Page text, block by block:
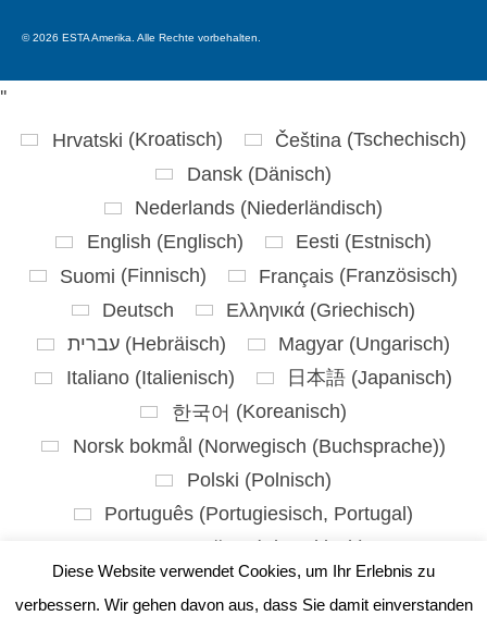
© 2026 ESTA Amerika. Alle Rechte vorbehalten.
Diese Website verwendet Cookies, um Ihr Erlebnis zu
verbessern. Wir gehen davon aus, dass Sie damit einverstanden
''
Hrvatski (Kroatisch) Čeština (Tschechisch)
Dansk(Dänisch)
Nederlands (Niederländisch)
English (Englisch) Eesti (Estnisch)
Suomi (Finnisch) Français (Französisch)
Deutsch
Ελληνικά (Griechisch)
עברית (Hebräisch) Magyar (Ungarisch)
Italiano(Italienisch) 日本語(Japanisch)
한국어 (Koreanisch)
Norsk bokmål (Norwegisch (Buchsprache))
Polski (Polnisch)
Português (Portugiesisch, Portugal)
Slovenčina
(Slowakisch )
Slovenščina(Slowenisch)
Español(Spanisch)